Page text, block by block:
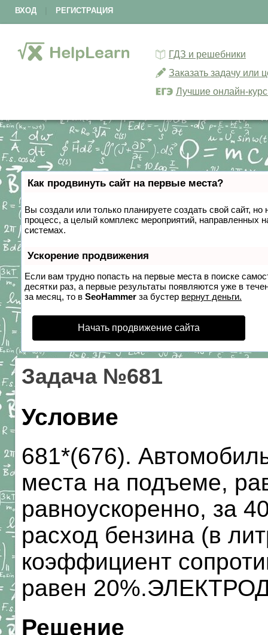
ВХОД РЕГИСТРАЦИЯ
ГДЗ и решебники
Заказать задачу или
Лучшие онлайн-
Как продвинуть сайт на первые места?
Вы создали или только планируете создать свой сайт,
процесс, а целый комплекс мероприятий, направленных
системах.
Ускорение продвижения
Если вам трудно попасть на первые места в поиске
десятки раз, а первые результаты появляются уже в
за месяц, то в SeoHammer за бустер вернут деньги.
Начать продвижение сайта
Задача №681
Условие
681*(676).
места на подъеме,
равноускоренно, за
расход бензина (в
коэффициент
равен
Решение